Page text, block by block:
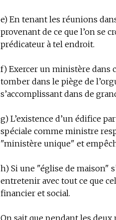
e) En tenant les réunions
provenant de ce que l’on se
prédicateur à tel endroit.
f) Exercer un ministère dans
tomber dans le piège de
s’accomplissant dans de
g) L’existence d’un édifice
spéciale comme ministre
"ministère unique" et
h) Si une "église de maison"
entretenir avec tout ce que
financier et social.
On sait que pendant les deux